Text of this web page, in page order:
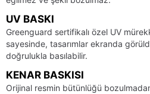
UV BASKI
Greenguard sertifikalı özel UV
sayesinde, tasarımlar ekranda
doğrulukla basılabilir.
KENAR BASKISI
Orijinal resmin bütünlüğü